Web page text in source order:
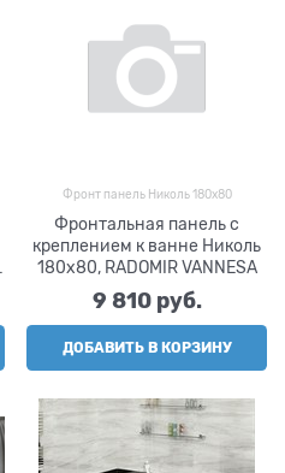
Фронт панель Николь 180х80
Фронтальная панель с
креплением к ванне Николь
180х80, RADOMIR VANNESA
9 810 руб.
ДОБАВИТЬ В КОРЗИНУ